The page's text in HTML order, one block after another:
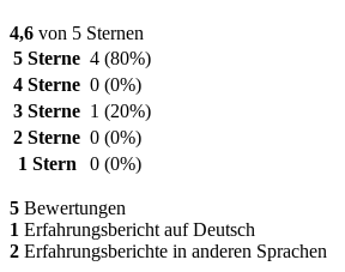
4,6 von 5 Sternen
5 Sterne 4 (80%)
4 Sterne 0 (0%)
3 Sterne 1 (20%)
2 Sterne 0 (0%)
1 Stern
0 (0%)
5 Bewertungen
1 Erfahrungsbericht auf Deutsch
2 Erfahrungsberichte in anderen Sprachen